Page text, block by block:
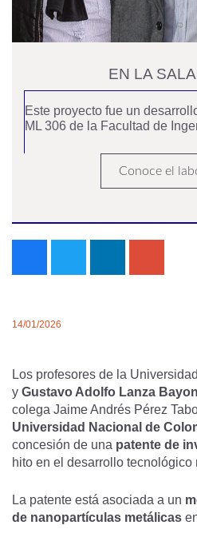
EN LA
Este proyecto fue un
ML 306 de la Facultad de
Conoce el
14/01/2026
Los profesores de la
y Gustavo Adolfo Lanza
colega Jaime Andrés Pérez
Universidad Nacional de
concesión de una patente de
hito en el desarrollo tecnológico
La patente está asociada a un
de nanopartículas metálicas